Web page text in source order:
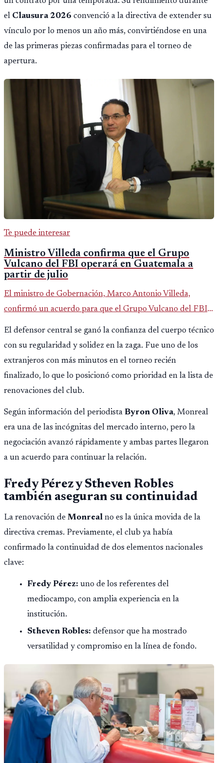
el Clausura 2026 convenció a la directiva de extender su
vínculo por lo menos un año más, convirtiéndose en una
de las primeras piezas confirmadas para el torneo de
apertura.
Te puede interesar
Ministro Villeda confirma que el Grupo
Vulcano del FBI operará en Guatemala a
partir de julio
El ministro de Gobernación, Marco Antonio Villeda,
confirmó un acuerdo para que el Grupo Vulcano del FBI
opere en Guatemala a partir de julio, tras un intento
fallido con la administración anterior del Ministerio
Público.
El defensor central se ganó la confianza del cuerpo técnico
con su regularidad y solidez en la zaga. Fue uno de los
extranjeros con más minutos en el torneo recién
finalizado, lo que lo posicionó como prioridad en la lista de
renovaciones del club.
Según información del periodista Byron Oliva, Monreal
era una de las incógnitas del mercado interno, pero la
negociación avanzó rápidamente y ambas partes llegaron
a un acuerdo para continuar la relación.
Fredy Pérez y Stheven Robles
también aseguran su continuidad
La renovación de Monreal no es la única movida de la
directiva cremas. Previamente, el club ya había
confirmado la continuidad de dos elementos nacionales
clave:
Fredy Pérez: uno de los referentes del
mediocampo, con amplia experiencia en la
institución.
Stheven Robles: defensor que ha mostrado
versatilidad y compromiso en la línea de fondo.